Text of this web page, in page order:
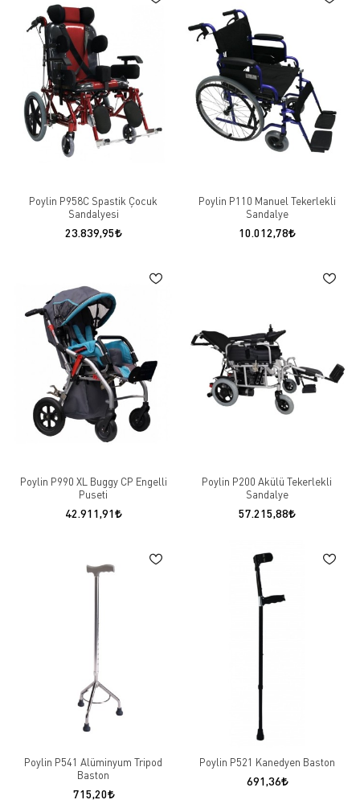
Poylin P958C Spastik Çocuk
Sandalyesi
23.839,95
Poylin P110 Manuel Tekerlekli
Sandalye
10.012,78
Poylin P990 XL Buggy CP Engelli
Puseti
42.911,91
Poylin P200 Akülü Tekerlekli
Sandalye
57.215,88
Poylin P541 Alüminyum Tripod
Baston
715,20
Poylin P521 Kanedyen Baston
691,36